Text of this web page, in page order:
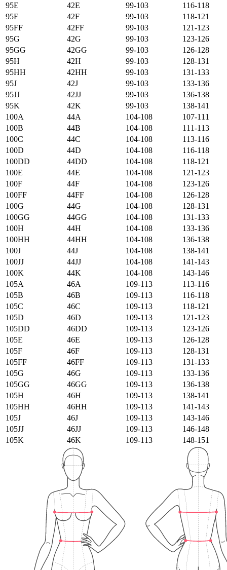
95E
42E 99-103
116-118
95F
42F 99-103
118-121
95FF
42FF 99-103
121-123
95G
42G 99-103
123-126
95GG
42GG 99-103
126-128
95H
42H 99-103
128-131
95HH
42HH 99-103
131-133
95J
42J 99-103
133-136
95JJ
42JJ 99-103
136-138
95K
42K 99-103
138-141
100А
44А 104-108
107-111
100B
44B 104-108
111-113
100C
44C 104-108
113-116
100D
44D 104-108
116-118
100DD
44DD 104-108
118-121
100E
44E 104-108
121-123
100F
44F 104-108
123-126
100FF
44FF 104-108
126-128
100G
44G 104-108
128-131
100GG
44GG 104-108
131-133
100H
44H 104-108
133-136
100HH
44HH 104-108
136-138
100J
44J 104-108
138-141
100JJ
44JJ 104-108
141-143
100K
44K 104-108
143-146
105А
46А 109-113
113-116
105B
46B 109-113
116-118
105C
46C 109-113
118-121
105D
46D 109-113
121-123
105DD
46DD 109-113
123-126
105E
46E 109-113
126-128
105F
46F 109-113
128-131
105FF
46FF 109-113
131-133
105G
46G 109-113
133-136
105GG
46GG 109-113
136-138
105H
46H 109-113
138-141
105HH
46HH 109-113
141-143
105J
46J 109-113
143-146
105JJ
46JJ 109-113
146-148
105K
46K 109-113 148-151